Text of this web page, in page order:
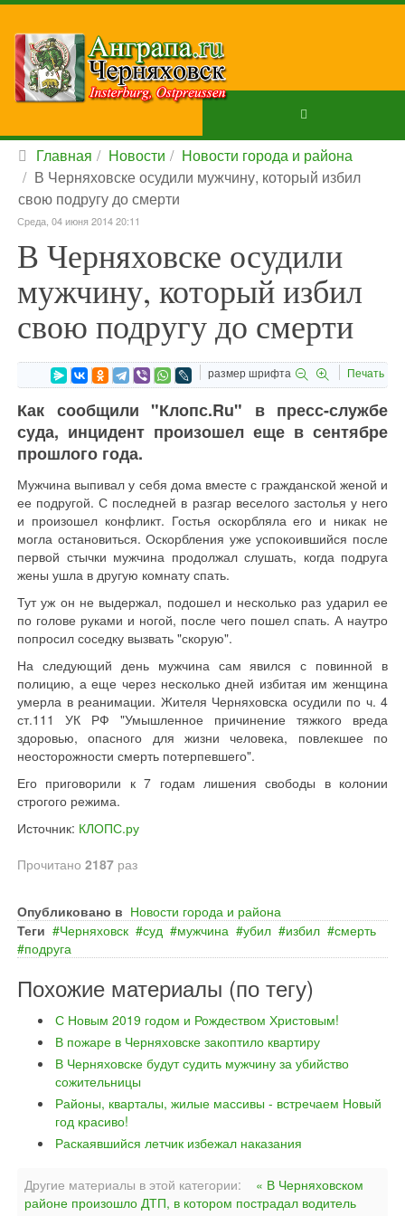
Главная Новости
Новости города и района
В Черняховске осудили мужчину, который избил
свою подругу до смерти
Среда, 04 июня 2014 20:11
В Черняховске осудили
мужчину, который избил
свою подругу до смерти
размер шрифта Печать
Как сообщили "Клопс.Ru" в пресс-службе
суда, инцидент произошел еще в сентябре
прошлого года.
Мужчина выпивал у себя дома вместе с гражданской женой и
ее подругой. С последней в разгар веселого застолья у него
и произошел конфликт. Гостья оскорбляла его и никак не
могла остановиться. Оскорбления уже успокоившийся после
первой стычки мужчина продолжал слушать, когда подруга
жены ушла в другую комнату спать.
Тут уж он не выдержал, подошел и несколько раз ударил ее
по голове руками и ногой, после чего пошел спать. А наутро
попросил соседку вызвать "скорую".
На следующий день мужчина сам явился с повинной в
полицию, а еще через несколько дней избитая им женщина
умерла в реанимации. Жителя Черняховска осудили по ч. 4
ст.111 УК РФ "Умышленное причинение тяжкого вреда
здоровью, опасного для жизни человека, повлекшее по
неосторожности смерть потерпевшего".
Его приговорили к 7 годам лишения свободы в колонии
строгого режима.
Источник: КЛОПС.ру
Прочитано 2187 раз
Опубликовано в Новости города и района
Теги
Черняховск суд мужчина убил избил
смерть
подруга
Похожие материалы (по тегу)
С Новым 2019 годом и Рождеством Христовым!
В пожаре в Черняховске закоптило квартиру
В Черняховске будут судить мужчину за убийство
сожительницы
Районы, кварталы, жилые массивы - встречаем Новый
год красиво!
Раскаявшийся летчик избежал наказания
Другие материалы в этой категории:
« В Черняховском
районе произошло ДТП, в котором пострадал водитель